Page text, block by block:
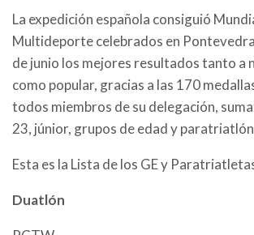
La expedición española consiguió
Multideporte celebrados en
de junio los mejores resultados tanto a
como popular, gracias a las 170
todos miembros de su delegación,
23, júnior, grupos de edad y
Esta es la Lista de los GE y
Duatlón